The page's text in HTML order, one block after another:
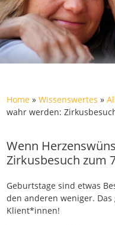
Home »Wissenswertes »
wahr werden:
Wenn
Zirkusbesuch zum
Geburtstage sind etwas
den anderen weniger.
Klient*innen!